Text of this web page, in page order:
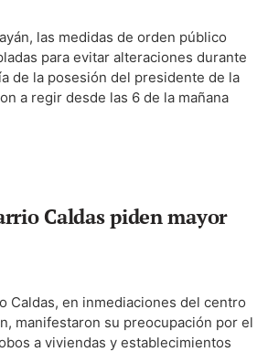
las medidas de orden público
para evitar alteraciones durante
de la posesión del presidente de la
a regir desde las 6 de la mañana
Caldas piden mayor
Caldas, en inmediaciones del centro
manifestaron su preocupación por el
a viviendas y establecimientos